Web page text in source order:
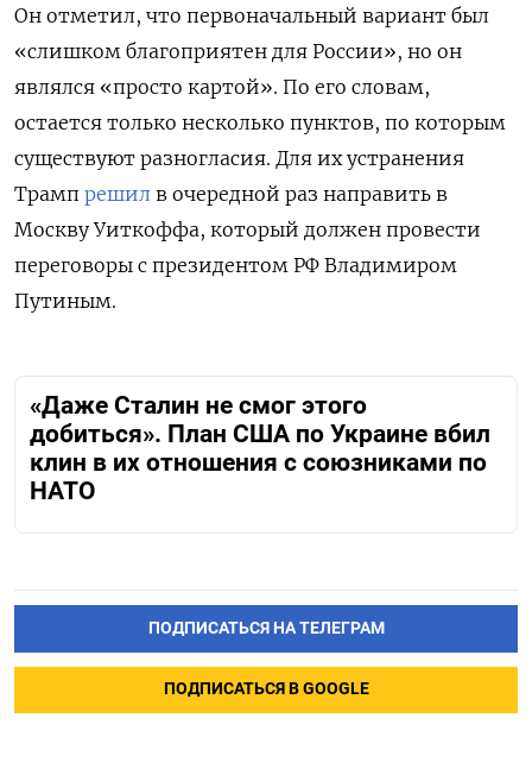
Он отметил, что первоначальный вариант был
«слишком благоприятен для России», но он
являлся «просто картой». По его словам,
остается только несколько пунктов, по которым
существуют разногласия. Для их устранения
Трамп решил в очередной раз направить в
Москву Уиткоффа, который должен провести
переговоры с президентом РФ Владимиром
Путиным.
«Даже Сталин не смог этого
добиться». План США по Украине вбил
клин в их отношения с союзниками по
НАТО
ПОДПИСАТЬСЯ НА ТЕЛЕГРАМ
ПОДПИСАТЬСЯ В GOOGLE